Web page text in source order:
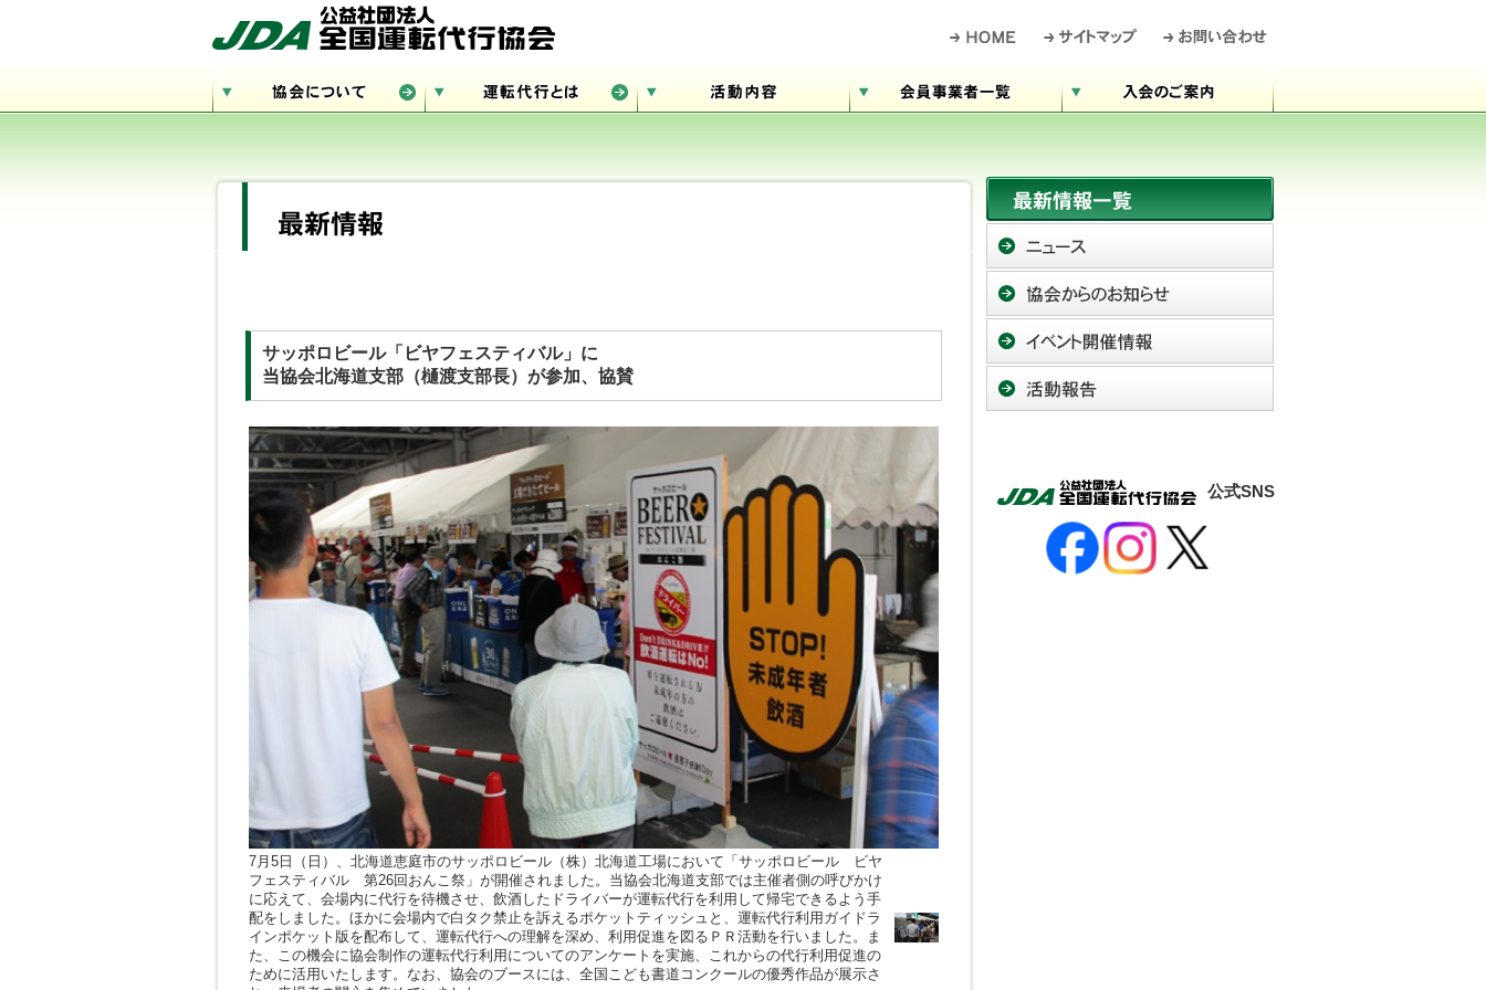
サッポロビール「ビヤフェスティバル」に
当協会北海道支部（樋渡支部長）が参加、協賛
7月5日（日）、北海道恵庭市のサッポロビール（株）北海道工場において「サッポロビール ビヤ
フェスティバル 第26回おんこ祭」が開催されました。当協会北海道支部では主催者側の呼びかけ
に応えて、会場内に代行を待機させ、飲酒したドライバーが運転代行を利用して帰宅できるよう手
配をしました。ほかに会場内で白タク禁止を訴えるポケットティッシュと、運転代行利用ガイドラ
インポケット版を配布して、運転代行への理解を深め、利用促進を図るＰＲ活動を行いました。ま
た、この機会に協会制作の運転代行利用についてのアンケートを実施、これからの代行利用促進の
ために活用いたします。なお、協会のブースには、全国こども書道コンクールの優秀作品が展示さ
公式SNS